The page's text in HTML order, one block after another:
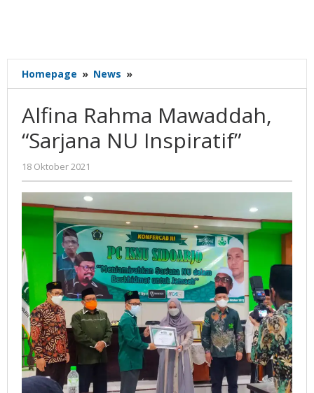
Homepage » News »
Rahma
"Sarjana
NU
Inspiratif"
Alfina Rahma Mawaddah,
“Sarjana NU Inspiratif”
18 Oktober 2021
Gatot
Susanto